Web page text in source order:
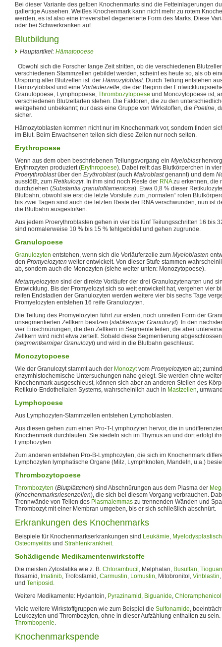
Bei dieser Variante des gelben Knochenmarks sind die Fetteinlagerungen
gallertige Aussehen. Weißes Knochenmark kann nicht mehr zu rotem
werden, es ist also eine irreversibel degenerierte Form des Marks. Diese
oder bei Schwerkranken auf.
Blutbildung
Hauptartikel: Hämatopoese
Obwohl sich die Forscher lange Zeit stritten, ob die verschiedenen
verschiedenen Stammzellen gebildet werden, scheint es heute so, als ob
Ursprung aller Blutzellen ist: der Hämozytoblast. Durch Teilung entstehen
Hämozytoblast und eine Vorläuferzelle, die der Beginn der
Granulopoese, Lymphopoese, Thrombozytopoese und Monozytopoese ist,
verschiedenen Blutzellarten stehen. Die Faktoren, die zu den
weitgehend unbekannt; nur dass eine Gruppe von Wirkstoffen, die Poetine,
sicher.
Hämozytoblasten kommen nicht nur im Knochenmark vor, sondern finden
im Blut. Beim Erwachsenen teilen sich diese Zellen nur noch selten.
Erythropoese
Wenn aus dem oben beschriebenen Teilungsvorgang ein Myeloblast
Erythrozyten produziert (Erythropoese). Dabei reift das Blutkörperchen in
Proerythroblastüber den Erythroblast(auch Makroblastgenannt) und dem
ausstößt, zum Retikulozyt. In ihm sind noch Reste der RNAzu erkennen, die
durchziehen (Substantia granulofilamentosa). Etwa 0,8 % dieser
Blutbahn, obwohl sie erst die letzte Vorstufe zum „normalen“ roten
bis zwei Tagen sind auch die letzten Reste der RNA verschwunden, nun ist
die Blutbahn ausgestoßen.
Aus jedem Proerythroblasten gehen in vier bis fünf Teilungsschritten 16 bis
sind normalerweise 10 % bis 15 % fehlgebildet und gehen zugrunde.
Granulopoese
Granulozyten entstehen, wenn sich die Vorläuferzelle zum Myeloblasten
den Promyelozyten weiter entwickelt. Von dieser Stufe stammen
ab, sondern auch die Monozyten (siehe weiter unten: Monozytopoese).
Metamyelozyten sind der direkte Vorläufer der drei Granulozytenarten und
Entwicklung. Bis der Promyelozyt sich so weit entwickelt hat, vergehen vier
reifen Endstadien der Granulozyten werden weitere vier bis sechs Tage
Promyelozyten entstehen 16 reife Granulozyten.
Die Teilung des Promyelozyten führt zur ersten, noch unreifen Form der
unsegmentierten Zellkern besitzen (stabkerniger Granulozyt). In den
vier Einschnürungen, die den Zellkern in Segmente teilen, die aber
Zellkern wird nicht etwa zerteilt. Sobald diese Segmentierung
(segmentkerniger Granulozyt) und wird in die Blutbahn geschleust.
Monozytopoese
Wie der Granulozyt stammt auch der Monozytvom Promyelozyten ab;
enzymhistochemische Untersuchungen nahe gelegt. Sie werden ohne
Knochenmark ausgeschleust, können sich aber an anderen Stellen des
Retikulo-Endothelialen Systems, wahrscheinlich auch in Mastzellen,
Lymphopoese
Aus Lymphozyten-Stammzellen entstehen Lymphoblasten.
Aus diesen gehen zum einen Pro-T-Lymphozyten hervor, die in
Knochenmark durchlaufen. Sie siedeln sich im Thymus an und dort erfolgt
Lymphozyten.
Zum anderen entstehen Pro-B-Lymphozyten, die sich im Knochenmark
Lymphozyten lymphatische Organe (Milz, Lymphknoten, Mandeln, u.a.)
Thrombozytopoese
Thrombozyten (Blutplättchen) sind Abschnürungen aus dem Plasma der
(Knochenmarksriesenzellen), die sich bei diesem Vorgang verbrauchen.
Trennwände von Teilen des Plasmalemmas zu trennenden Wänden und
Thrombozyt mit einer Membran umgeben, bis er sich schließlich abschnürt.
Erkrankungen des Knochenmarks
Beispiele für Knochenmarkserkrankungen sind Leukämie,
Osteomyelitis und Strahlenkrankheit.
Schädigende Medikamentenwirkstoffe
Die meisten Zytostatika wie z. B. Chlorambucil , Melphalan, Busulfan,
Ifosamid, Imatinib, Trofosfamid, Carmustin, Lomustin, Mitobronitol, Vinblastin,
und Teniposid .
Weitere Medikamente: Hydantoin, Pyrazinamid , Biguanide, Chloramphenicol
Viele weitere Wirkstoffgruppen wie zum Beispiel die Sulfonamide,
Leukozyten und Thrombozyten, ohne in dieser Aufzählung enthalten zu
Thrombopenie.
Knochenmarkspende